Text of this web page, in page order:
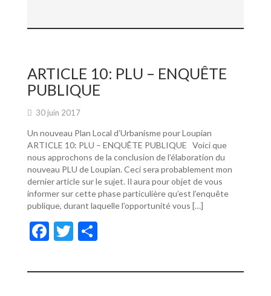
e
o
o
k
itt ta
er
ARTICLE 10: PLU – ENQUÊTE
PUBLIQUE
30 juin 2017
Un nouveau Plan Local d’Urbanisme pour Loupian
ARTICLE 10: PLU – ENQUÊTE PUBLIQUE Voici que
nous approchons de la conclusion de l’élaboration du
nouveau PLU de Loupian. Ceci sera probablement mon
dernier article sur le sujet. Il aura pour objet de vous
informer sur cette phase particulière qu’est l’enquête
publique, durant laquelle l’opportunité vous […]
F
e
T
itt ta